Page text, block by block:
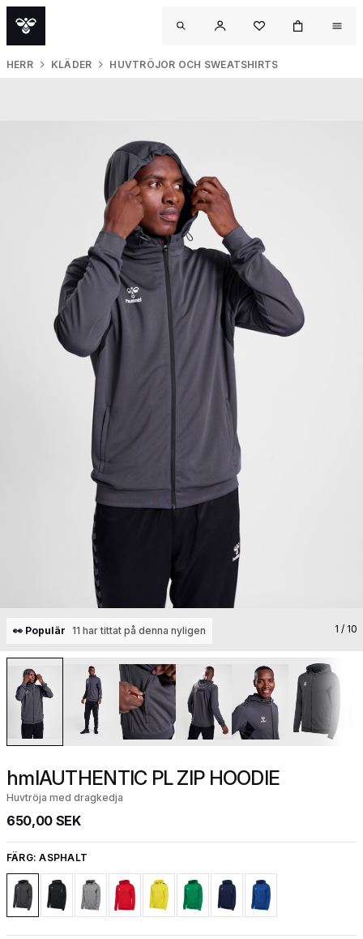
HERR KLÄDER HUVTRÖJOR OCH SWEATSHIRTS
👀 Populär 11 har tittat på denna nyligen 1 / 10
hmlAUTHENTIC PL ZIP HOODIE
Huvtröja med dragkedja
650,00 SEK
FÄRG:ASPHALT